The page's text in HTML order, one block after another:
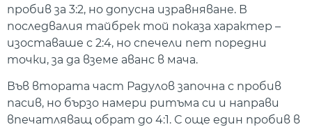
пробив за 3:2, но допусна изравняване. В
последвалия тайбрек той показа характер –
изоставаше с 2:4, но спечели пет поредни
точки, за да вземе аванс в мача.
Във втората част Радулов започна с пробив
пасив, но бързо намери ритъма си и направи
впечатляващ обрат до 4:1. С още един пробив в